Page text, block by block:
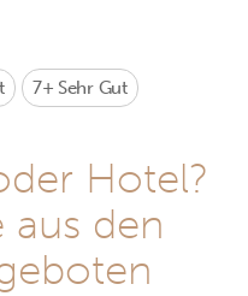
7+ Sehr Gut
Hotel?
aus den